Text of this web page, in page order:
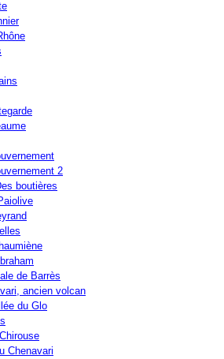
2
boutières
de Barrès
ancien volcan
du Glo
Chenavari